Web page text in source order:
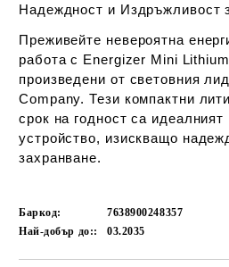
Надеждност и Издръжливост
Преживейте невероятна
работа с Energizer Mini
произведени от световния
Company. Тези компактни
срок на годност са идеалният
устройство, изискващо
захранване.
Баркод:
7638900248357
Най-добър до::
03.2035